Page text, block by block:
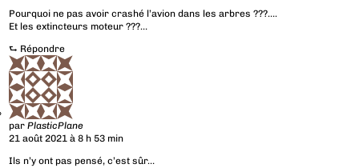
Pourquoi ne pas avoir crashé l’avion dans les arbres ???….
Et les extincteurs moteur ???…
⮑ Répondre
parPlasticPlane
21 août 2021 à 8 h 53 min
Ils n’y ont pas pensé, c’est sûr…